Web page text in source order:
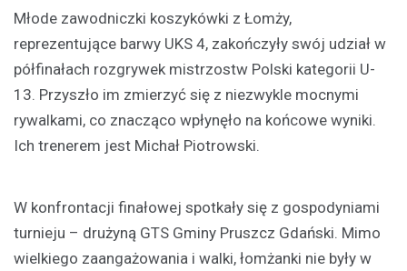
Młode zawodniczki koszykówki z Łomży,
reprezentujące barwy UKS 4, zakończyły swój udział w
półfinałach rozgrywek mistrzostw Polski kategorii U-
13. Przyszło im zmierzyć się z niezwykle mocnymi
rywalkami, co znacząco wpłynęło na końcowe wyniki.
Ich trenerem jest Michał Piotrowski.
W konfrontacji finałowej spotkały się z gospodyniami
turnieju – drużyną GTS Gminy Pruszcz Gdański. Mimo
wielkiego zaangażowania i walki, łomżanki nie były w